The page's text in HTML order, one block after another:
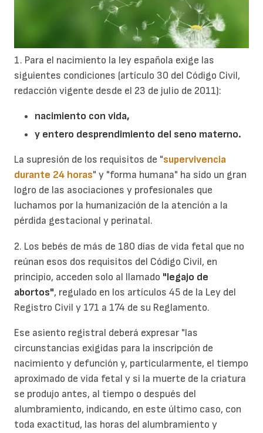
1. Para el nacimiento la ley española exige las
siguientes condiciones (artículo 30 del Código Civil,
redacción vigente desde el 23 de julio de 2011):
nacimiento con vida,
y entero desprendimiento del seno materno.
La supresión de los requisitos de "supervivencia
durante 24 horas" y "forma humana" ha sido un gran
logro de las asociaciones y profesionales que
luchamos por la humanización de la atención a la
pérdida gestacional y perinatal.
2. Los bebés de más de 180 días de vida fetal que no
reúnan esos dos requisitos del Código Civil, en
principio, acceden solo al llamado "legajo de
abortos", regulado en los artículos 45 de la Ley del
Registro Civil y 171 a 174 de su Reglamento.
Ese asiento registral deberá expresar "las
circunstancias exigidas para la inscripción de
nacimiento y defunción y, particularmente, el tiempo
aproximado de vida fetal y si la muerte de la criatura
se produjo antes, al tiempo o después del
alumbramiento, indicando, en este último caso, con
toda exactitud, las horas del alumbramiento y